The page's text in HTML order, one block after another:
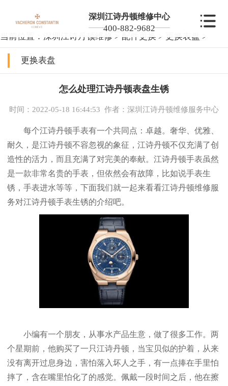
深圳江诗丹顿维修中心
400-882-9682
当前位置： 深圳江诗丹顿维修 > 配件更换 > 更换表盘 >
更换表盘
怎么处理江诗丹顿表盘生锈
时间：2022-05-18 16:44:53 作者：深圳江诗丹顿维修服务中心
每个江诗丹顿手表有一个共同点：卓越。奢华、优雅、
耐久，是江诗丹顿不容忽视的象征，江诗丹顿不仅充满了创
造性的活力，而且充满了对完美的奉献。江诗丹顿手表虽然
是一款非常名贵的手表，但依然会有故障，比如说手表生
锈，手表进水等等，下面我们就一起来看看江诗丹顿维修服
务对江诗丹顿手表生锈的介绍吧。
小编有一个朋友，从事水产品生意，做了很多工作。两
个星期前，他购买了一只江诗丹顿，当宝贝似的护着，从来
没有离开过息身边，害怕落入坏人之手，有一点捧在手里怕
摔了，含在嘴里怕化了的感觉。佩戴一段时间之后，他在擦